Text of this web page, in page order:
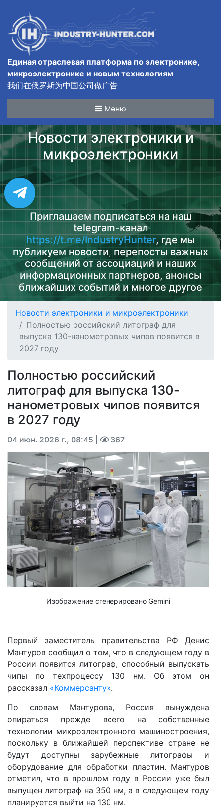
Единая отраслевая платформа по электронике,
микроэлектронике и новым технологиям
我们在俄罗斯为中国公司做广告
Меню
Новости электроники и
микроэлектроники
Приглашаем подписаться на наш
telegram-канал
https://t.me/IndustryHunter, где мы
публикуем новости, перепосты важных
сообщений от ассоциаций и наших
информационных партнеров, анонсы
ближайших событий и многое другое
Новости электроники и микроэлектроники
Полностью российский литограф для
выпуска 130-нанометровых чипов появится в
2027 году
Полностью российский
литограф для выпуска 130-
нанометровых чипов появится
в 2027 году
04 июн. 2026 г., 08:45 367
Изображение сгенерировано Gemini
Первый заместитель правительства РФ Денис
Мантуров сообщил о том, что в следующем году в
России появится литограф, способный выпускать
чипы по техпроцессу 130 нм. Об этом он
рассказал «Коммерсанту».
По словам Мантурова, Россия вынуждена
опираться прежде всего на собственные
технологии микроэлектронного машиностроения,
поскольку в ближайшей перспективе стране не
будут доступны зарубежные литографы и
оборудование для обработки пластин. Мантуров
отметил, что в прошлом году в России уже был
выпущен литограф на 350 нм, а в следующем году
планируется выйти на 130 нм.